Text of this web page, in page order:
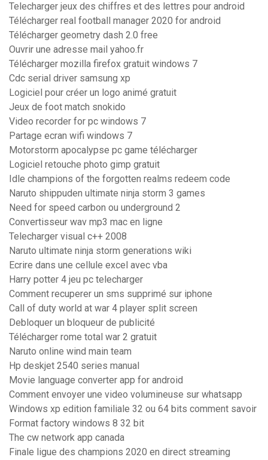
Telecharger jeux des chiffres et des lettres pour android
Télécharger real football manager 2020 for android
Télécharger geometry dash 2.0 free
Ouvrir une adresse mail yahoo.fr
Télécharger mozilla firefox gratuit windows 7
Cdc serial driver samsung xp
Logiciel pour créer un logo animé gratuit
Jeux de foot match snokido
Video recorder for pc windows 7
Partage ecran wifi windows 7
Motorstorm apocalypse pc game télécharger
Logiciel retouche photo gimp gratuit
Idle champions of the forgotten realms redeem code
Naruto shippuden ultimate ninja storm 3 games
Need for speed carbon ou underground 2
Convertisseur wav mp3 mac en ligne
Telecharger visual c++ 2008
Naruto ultimate ninja storm generations wiki
Ecrire dans une cellule excel avec vba
Harry potter 4 jeu pc telecharger
Comment recuperer un sms supprimé sur iphone
Call of duty world at war 4 player split screen
Debloquer un bloqueur de publicité
Télécharger rome total war 2 gratuit
Naruto online wind main team
Hp deskjet 2540 series manual
Movie language converter app for android
Comment envoyer une video volumineuse sur whatsapp
Windows xp edition familiale 32 ou 64 bits comment savoir
Format factory windows 8 32 bit
The cw network app canada
Finale ligue des champions 2020 en direct streaming